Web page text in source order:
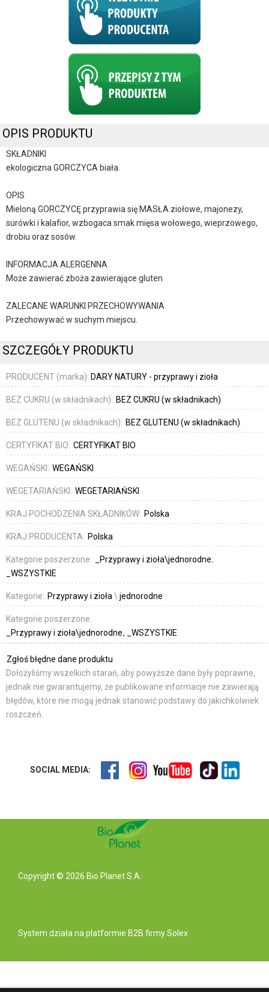
OPIS PRODUKTU
SKŁADNIKI
ekologiczna GORCZYCA biała.
OPIS
Mieloną GORCZYCĘ przyprawia się MASŁA ziołowe, majonezy,
surówki i kalafior, wzbogaca smak mięsa wołowego, wieprzowego,
drobiu oraz sosów.
INFORMACJA ALERGENNA
Może zawierać zboża zawierające gluten
ZALECANE WARUNKI PRZECHOWYWANIA
Przechowywać w suchym miejscu.
SZCZEGÓŁY PRODUKTU
PRODUCENT (marka): DARY NATURY - przyprawy i zioła
BEZ CUKRU (w składnikach): BEZ CUKRU (w składnikach)
BEZ GLUTENU (w składnikach): BEZ GLUTENU (w składnikach)
CERTYFIKAT BIO: CERTYFIKAT BIO
WEGAŃSKI: WEGAŃSKI
WEGETARIAŃSKI: WEGETARIAŃSKI
KRAJ POCHODZENIA SKŁADNIKÓW: Polska
KRAJ PRODUCENTA: Polska
Kategorie poszerzone:
_Przyprawy i zioła\jednorodne
_WSZYSTKIE
Kategorie: Przyprawy i zioła \ jednorodne
Kategorie poszerzone:
_Przyprawy i zioła\jednorodne
_WSZYSTKIE
Zgłoś błędne dane produktu
Dołożyliśmy wszelkich starań, aby powyższe dane były poprawne,
jednak nie gwarantujemy, że publikowane informacje nie zawierają
błędów, które nie mogą jednak stanowić podstawy do jakichkolwiek
roszczeń.
SOCIAL MEDIA:
Copyright © 2026 Bio Planet S.A.
System działa na platformie B2B firmy Solex